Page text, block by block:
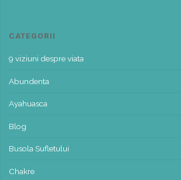
CATEGORII
9 viziuni despre viata
Abundenta
Ayahuasca
Blog
Busola Sufletului
Chakre